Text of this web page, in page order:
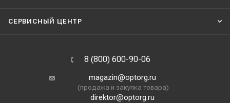
СЕРВИСНЫЙ ЦЕНТР
8 (800) 600-90-06
magazin@optorg.ru
(продажа и закупка товара)
direktor@optorg.ru